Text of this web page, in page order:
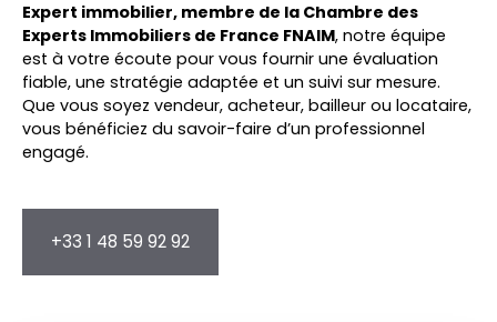
Expert immobilier, membre de la Chambre des
Experts Immobiliers de France FNAIM, notre équipe
est à votre écoute pour vous fournir une évaluation
fiable, une stratégie adaptée et un suivi sur mesure.
Que vous soyez vendeur, acheteur, bailleur ou locataire,
vous bénéficiez du savoir-faire d’un professionnel
engagé.
+33 1 48 59 92 92